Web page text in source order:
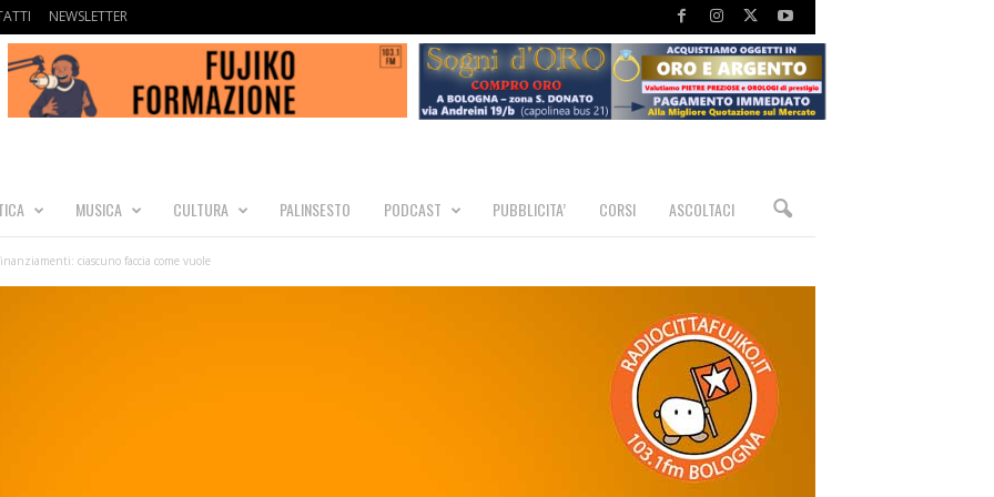
NEWSLETTER
MUSICA CULTURA PALINSESTO PODCAST PUBBLICITA’ CORSI ASCOLTACI
ciascuno faccia come vuole